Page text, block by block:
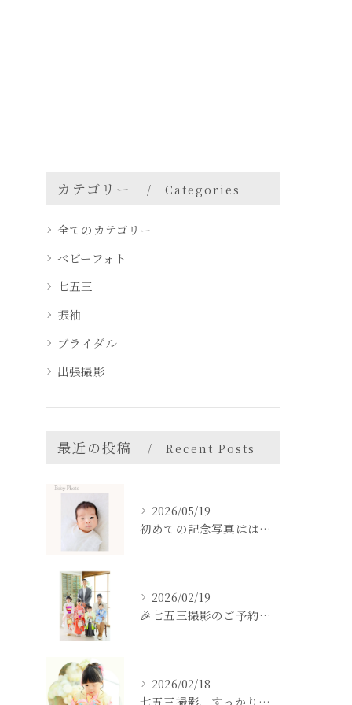
カテゴリー Categories
全てのカテゴリー
ベビーフォト
七五三
振袖
ブライダル
出張撮影
最近の投稿 Recent Posts
2026/05/19
初めての記念写真はは、DEAR STUDIOで。
2026/02/19
🎉七五三撮影のご予約をご検討中の方へ🎉
2026/02/18
七五三撮影、すっかり忘れてた💦という方も